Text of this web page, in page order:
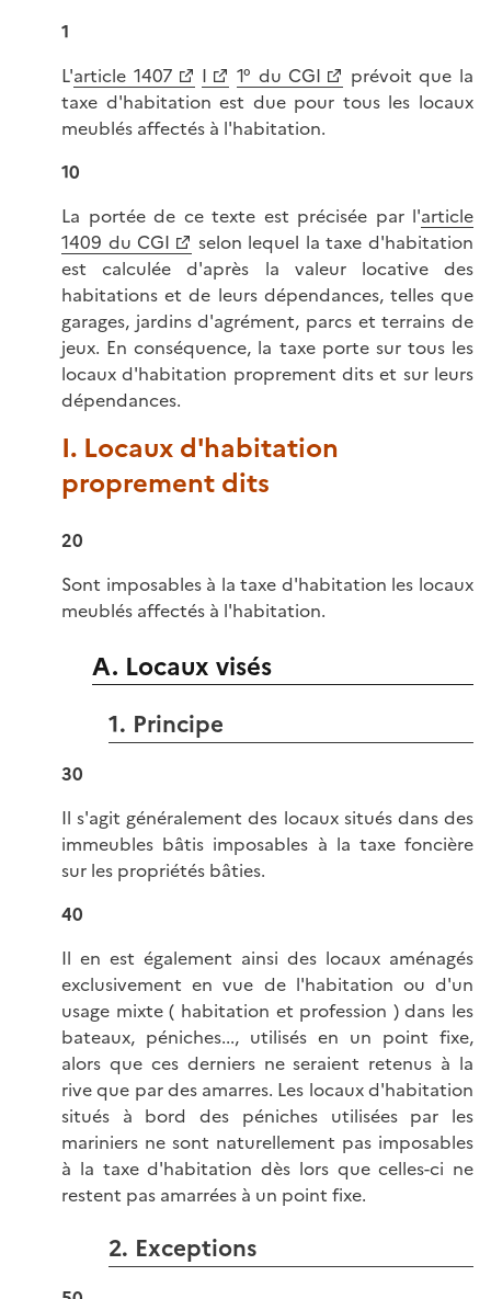
1
L'article 1407 I 1° du CGI
prévoit que la
taxe d'habitation est due pour tous les locaux
meublés affectés à l'habitation.
10
La portée de ce texte est précisée par l'article
1409 du CGI
selon lequel la taxe d'habitation
est calculée d'après la valeur locative des
habitations et de leurs dépendances, telles que
garages, jardins d'agrément, parcs et terrains de
jeux. En conséquence, la taxe porte sur tous les
locaux d'habitation proprement dits et sur leurs
dépendances.
I. Locaux d'habitation
proprement dits
20
Sont imposables à la taxe d'habitation les locaux
meublés affectés à l'habitation.
A. Locaux visés
1. Principe
30
Il s'agit généralement des locaux situés dans des
immeubles bâtis imposables à la taxe foncière
sur les propriétés bâties.
40
Il en est également ainsi des locaux aménagés
exclusivement en vue de l'habitation ou d'un
usage mixte ( habitation et profession ) dans les
bateaux, péniches..., utilisés en un point fixe,
alors que ces derniers ne seraient retenus à la
rive que par des amarres. Les locaux d'habitation
situés à bord des péniches utilisées par les
mariniers ne sont naturellement pas imposables
à la taxe d'habitation dès lors que celles-ci ne
restent pas amarrées à un point fixe.
2. Exceptions